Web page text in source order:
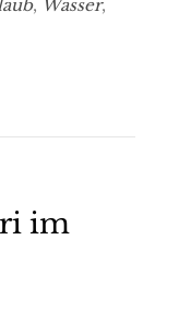
, Wasser,
im